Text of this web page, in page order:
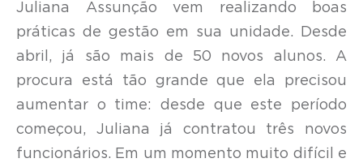
Juliana Assunção vem realizando boas
práticas de gestão em sua unidade. Desde
abril, já são mais de 50 novos alunos. A
procura está tão grande que ela precisou
aumentar o time: desde que este período
começou, Juliana já contratou três novos
funcionários. Em um momento muito difícil e